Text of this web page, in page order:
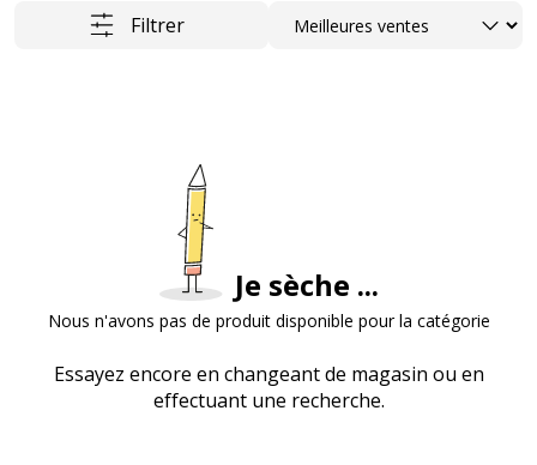
Filtrer Trier
Je sèche ...
Nous n'avons pas de produit disponible pour la catégorie
Essayez encore en changeant de magasin ou en
effectuant une recherche.